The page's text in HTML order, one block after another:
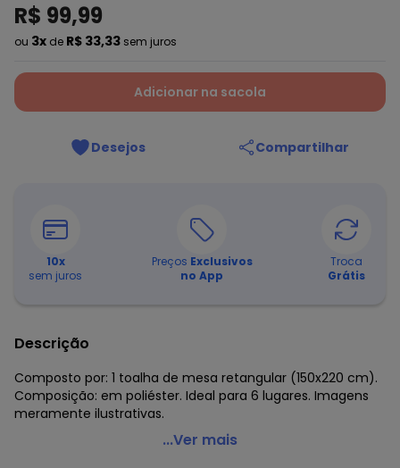
R$ 99,99
ou 3x de R$ 33,33 sem juros
Adicionar na sacola
Desejos Compartilhar
10x
sem juros
Preços Exclusivos
no App
Troca
Grátis
Descrição
Composto por: 1 toalha de mesa retangular (150x220 cm).
Composição: em poliéster. Ideal para 6 lugares. Imagens
meramente ilustrativas.
Lar e Lazer - Toalha de Mesa Retangular Pistache
...Ver mais